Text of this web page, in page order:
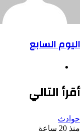
اليوم السابع
أقرأ التالي
حوادث
منذ 20 ساعة